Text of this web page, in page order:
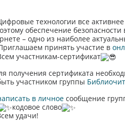
технологии все
обеспечение безопасности
– одно из наиболее
принять участие в
участникам-сертификат
получения сертификата
участником группы
в личноесообщение
кодовое слово
удачи!